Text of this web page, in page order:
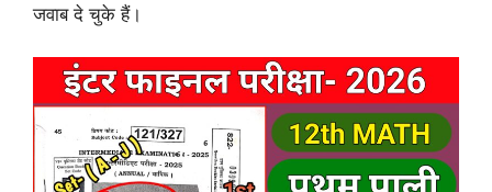
जवाब दे चुके हैं।